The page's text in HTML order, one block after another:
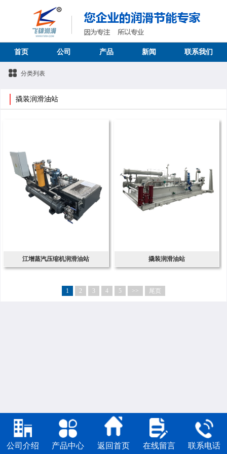
首页 公司 产品 新闻 联系我们
分类列表
撬装润滑油站
江增蒸汽压缩机润滑油站 撬装润滑油站
1 2 3 4 5 >> 尾页
公司介绍 产品中心 返回首页 在线留言 联系电话